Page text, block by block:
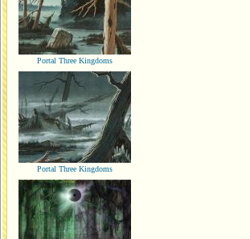
Portal Three Kingdoms
Portal Three Kingdoms